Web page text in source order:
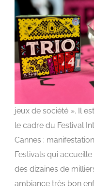
jeux de société ». Il
le cadre du Festival
Cannes :
Festivals qui accueille
des dizaines de
ambiance très bon